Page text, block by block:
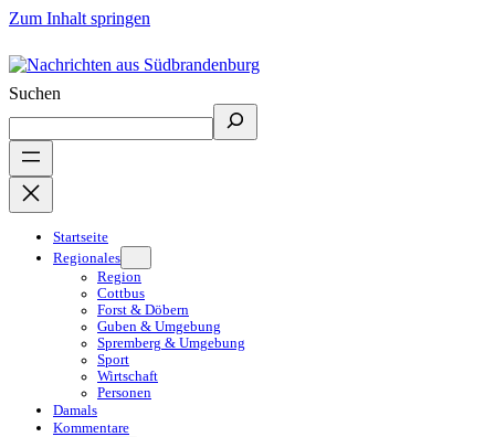
Zum Inhalt springen
Suchen
Startseite
Regionales
Region
Cottbus
Forst & Döbern
Guben & Umgebung
Spremberg & Umgebung
Sport
Wirtschaft
Personen
Damals
Kommentare